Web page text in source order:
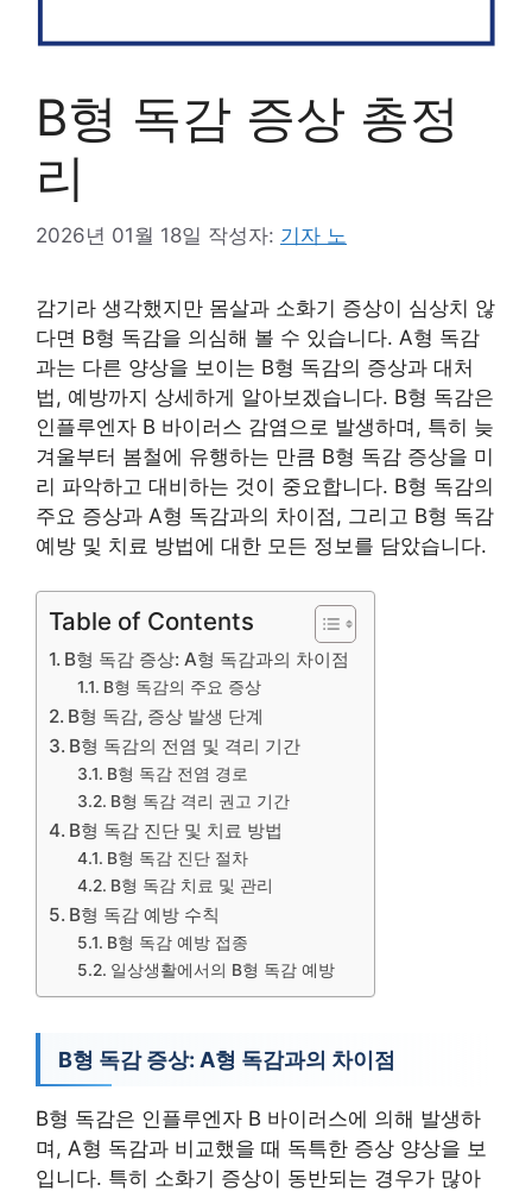
B형 독감 증상 총정
리
2026년 01월 18일 작성자: 기자 노
감기라 생각했지만 몸살과 소화기 증상이 심상치 않
다면 B형 독감을 의심해 볼 수 있습니다. A형 독감
과는 다른 양상을 보이는 B형 독감의 증상과 대처
법, 예방까지 상세하게 알아보겠습니다. B형 독감은
인플루엔자 B 바이러스 감염으로 발생하며, 특히 늦
겨울부터 봄철에 유행하는 만큼 B형 독감 증상을 미
리 파악하고 대비하는 것이 중요합니다. B형 독감의
주요 증상과 A형 독감과의 차이점, 그리고 B형 독감
예방 및 치료 방법에 대한 모든 정보를 담았습니다.
Table of Contents
B형 독감 증상: A형 독감과의 차이점
B형 독감의 주요 증상
B형 독감, 증상 발생 단계
B형 독감의 전염 및 격리 기간
B형 독감 전염 경로
B형 독감 격리 권고 기간
B형 독감 진단 및 치료 방법
B형 독감 진단 절차
B형 독감 치료 및 관리
B형 독감 예방 수칙
B형 독감 예방 접종
일상생활에서의 B형 독감 예방
B형 독감 증상: A형 독감과의 차이점
B형 독감은 인플루엔자 B 바이러스에 의해 발생하
며, A형 독감과 비교했을 때 독특한 증상 양상을 보
입니다. 특히 소화기 증상이 동반되는 경우가 많아